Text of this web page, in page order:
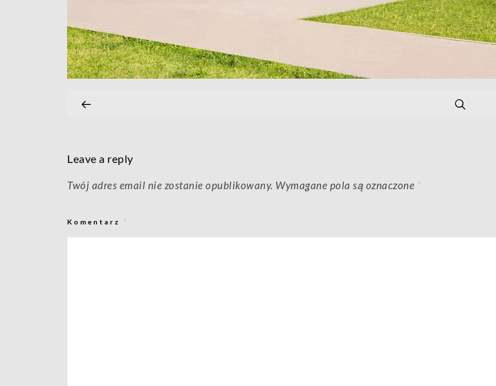
Leave a reply
Twój adres email nie zostanie opublikowany. Wymagane pola są oznaczone *
Komentarz *